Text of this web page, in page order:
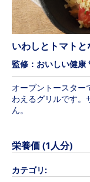
いわしとトマト
監修：おいしい健康
オーブントースター
わえるグリルです。
ん。
栄養価 (1人分)
カテゴリ: